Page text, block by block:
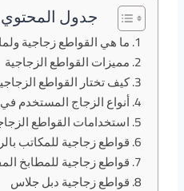
جدول المحتوي
ما هي القواطع زجاجية
مميزات القواطع الزجاجية
كيف تختار القواطع
أنواع الزجاج المستخدم
استخدامات القواطع
قواطع زجاجية للمكاتب
قواطع زجاجية للمطابخ
قواطع زجاجية دبل جلاس